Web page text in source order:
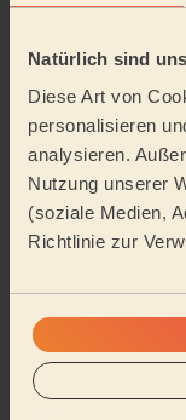
Natürlich sind
Diese Art von
personalisieren
analysieren.
Nutzung unserer
(soziale Medien,
Richtlinie zur
4 Wer wir
5
Anderes
6
8
2026